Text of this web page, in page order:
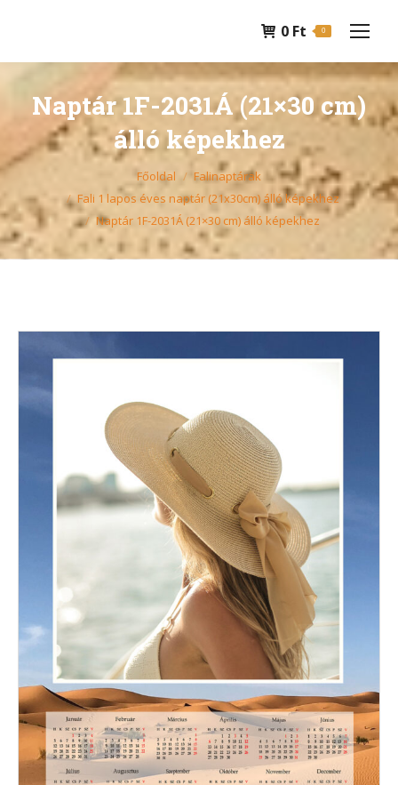
0 Ft 0
Naptár 1F-2031Á (21×30 cm)
álló képekhez
You are here: Főoldal
Falinaptárak
Fali 1 lapos éves naptár (21x30cm) álló képekhez
Naptár 1F-2031Á (21×30 cm) álló képekhez